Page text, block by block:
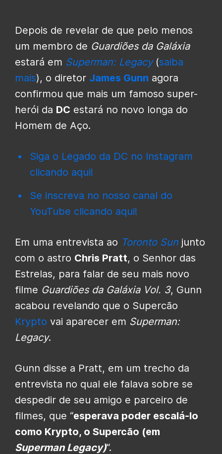
Depois de revelar de que pelo menos
um membro de Guardiões da Galáxia
estará em Superman: Legacy (saiba
mais), o diretor James Gunn agora
confirmou que mais um famoso super-
herói da DC estará no novo longa do
Homem de Aço.
Siga o Legado da DC no Instagram
clicando aqui!
Se inscreva no nosso canal do
YouTube clicando aqui!
Em uma entrevista ao Toronto Sun junto
com o astro Chris Pratt, o Senhor das
Estrelas, para falar de seu mais novo
filme Guardiões da Galáxia Vol. 3, Gunn
acabou revelando que o Supercão
Krypto vai aparecer em Superman:
Legacy.
Gunn disse a Pratt, em um trecho da
entrevista no qual ele falava sobre se
despedir de seu amigo e parceiro de
filmes, que “esperava poder escalá-lo
como Krypto, o Supercão (em
Superman Legacy)“.